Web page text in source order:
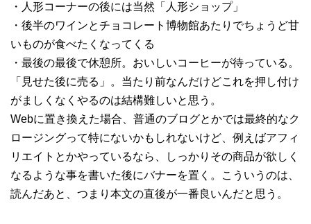
・人形コーナーの後には当然「人形ショップ」
・後半のワインとチョコレート博物館あたりでちょうど甘
いものが食べたくなってくる
・最後の最後で休憩所。おいしいコーヒーが待っている。
「見せた後に売る」。当たり前なんだけどこれを押し付け
がましくなくやるのは結構難しいと思う。
Webに置き換えた場合、普通のブログとかでは最終的なク
ロージングって特にないかもしれないけど、例えばアフィ
リエイトとかやっているなら、しっかりその商品が欲しく
なるような事を書いた後にバナーを置く。こういうのは、
読んだあと、つまり本文の直後が一番良いんだと思う。